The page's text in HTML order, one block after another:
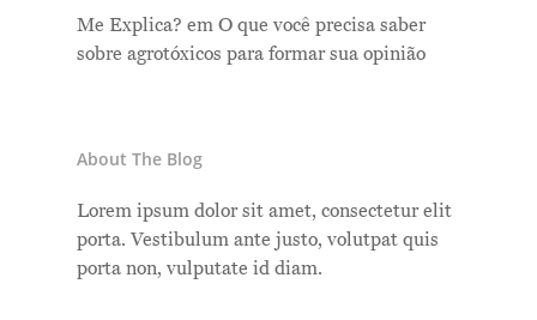
Me Explica? em O que você precisa saber
sobre agrotóxicos para formar sua opinião
About The Blog
Lorem ipsum dolor sit amet, consectetur elit
porta. Vestibulum ante justo, volutpat quis
porta non, vulputate id diam.